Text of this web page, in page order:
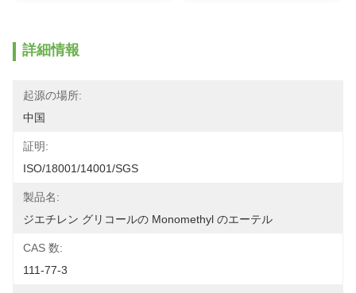
詳細情報
起源の場所:
中国
証明:
ISO/18001/14001/SGS
製品名:
ジエチレン グリコールの Monomethyl のエーテル
CAS 数:
111-77-3